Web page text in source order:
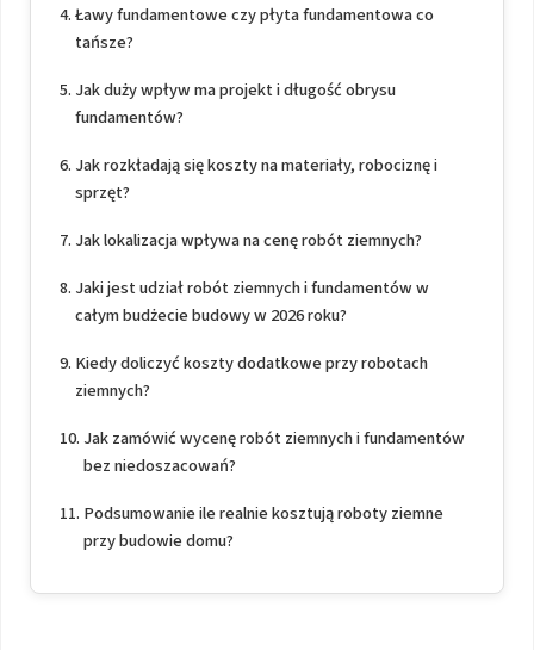
Ławy fundamentowe czy płyta fundamentowa co
tańsze?
Jak duży wpływ ma projekt i długość obrysu
fundamentów?
Jak rozkładają się koszty na materiały, robociznę i
sprzęt?
Jak lokalizacja wpływa na cenę robót ziemnych?
Jaki jest udział robót ziemnych i fundamentów w
całym budżecie budowy w 2026 roku?
Kiedy doliczyć koszty dodatkowe przy robotach
ziemnych?
Jak zamówić wycenę robót ziemnych i fundamentów
bez niedoszacowań?
Podsumowanie ile realnie kosztują roboty ziemne
przy budowie domu?